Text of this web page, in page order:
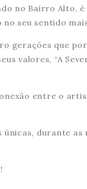
no Bairro Alto,
seu sentido
gerações que
valores, “A
entre o
únicas, durante